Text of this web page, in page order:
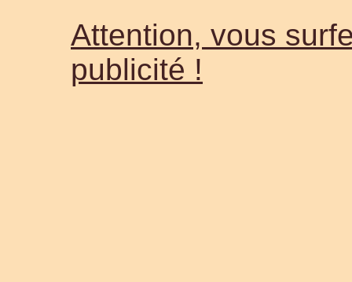
Attention, vous
publicité !